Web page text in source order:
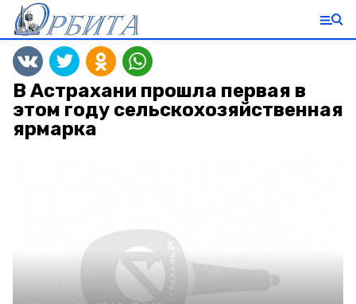
В Астрахани прошла первая в
этом году сельскохозяйственная
ярмарка